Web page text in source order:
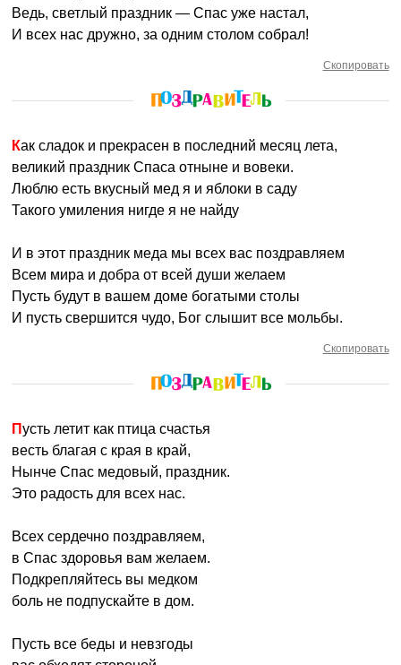
Ведь, светлый праздник — Спас уже настал,
И всех нас дружно, за одним столом собрал!
Скопировать
Как сладок и прекрасен в последний месяц лета,
великий праздник Спаса отныне и вовеки.
Люблю есть вкусный мед я и яблоки в саду
Такого умиления нигде я не найду
И в этот праздник меда мы всех вас поздравляем
Всем мира и добра от всей души желаем
Пусть будут в вашем доме богатыми столы
И пусть свершится чудо, Бог слышит все мольбы.
Скопировать
Пусть летит как птица счастья
весть благая с края в край,
Нынче Спас медовый, праздник.
Это радость для всех нас.
Всех сердечно поздравляем,
в Спас здоровья вам желаем.
Подкрепляйтесь вы медком
боль не подпускайте в дом.
Пусть все беды и невзгоды